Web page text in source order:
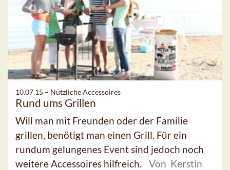
10.07.15 – Nützliche Accessoires
Rund ums Grillen
Will man mit Freunden oder der Familie
grillen, benötigt man einen Grill. Für ein
rundum gelungenes Event sind jedoch noch
weitere Accessoires hilfreich.
Von Kerstin